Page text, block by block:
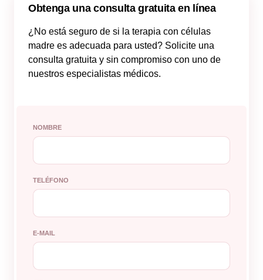
Obtenga una consulta gratuita en línea
¿No está seguro de si la terapia con células
madre es adecuada para usted? Solicite una
consulta gratuita y sin compromiso con uno de
nuestros especialistas médicos.
NOMBRE
TELÉFONO
E-MAIL